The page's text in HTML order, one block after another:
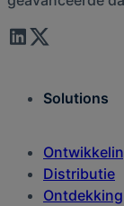
Solutions
Distributie
Ontdekking